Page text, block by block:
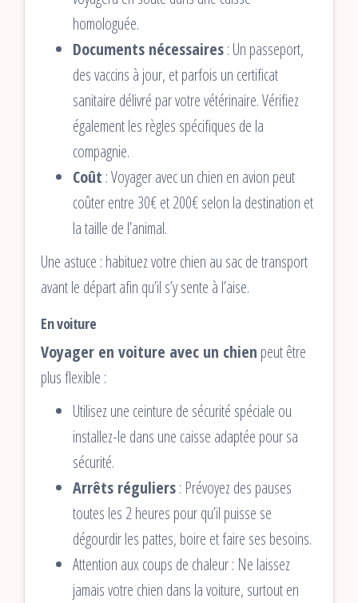
homologuée.
Documents nécessaires: Un passeport,
des vaccins à jour, et parfois un certificat
sanitaire délivré par votre vétérinaire. Vérifiez
également les règles spécifiques de la
compagnie.
Coût : Voyager avec un chien en avion peut
coûter entre 30€ et 200€ selon la destination et
la taille de l’animal.
Une astuce : habituez votre chien au sac de transport
avant le départ afin qu’il s’y sente à l’aise.
En voiture
Voyager en voiture avec un chien peut être
plus flexible :
Utilisez une ceinture de sécurité spéciale ou
installez-le dans une caisse adaptée pour sa
sécurité.
Arrêts réguliers: Prévoyez des pauses
toutes les 2 heures pour qu’il puisse se
dégourdir les pattes, boire et faire ses besoins.
Attention aux coups de chaleur : Ne laissez
jamais votre chien dans la voiture, surtout en